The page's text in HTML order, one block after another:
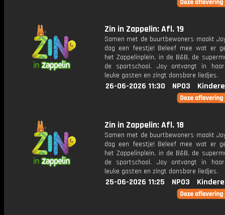
Zin in Zappelin: Afl. 19
Samen met de buurtbewoners maakt
dag een feestje! Beleef mee wat er
het Zappelinplein, in de B&B, de
de sportschool. Joy ontvangt in
leuke gasten en zingt dansbare liedjes.
26-06-2026 11:30 NPO3
Zin in Zappelin: Afl. 18
Samen met de buurtbewoners maakt
dag een feestje! Beleef mee wat er
het Zappelinplein, in de B&B, de
de sportschool. Joy ontvangt in
leuke gasten en zingt dansbare liedjes.
25-06-2026 11:25 NPO3